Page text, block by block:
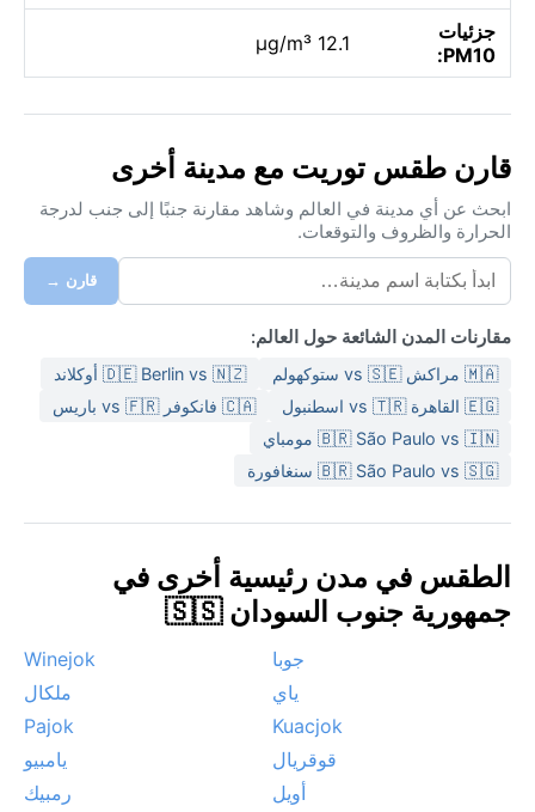
جزئيات
PM10:
12.1 µg/m³
قارن طقس توريت مع مدينة أخرى
ابحث عن أي مدينة في العالم وشاهد مقارنة جنبًا إلى جنب لدرجة
الحرارة والظروف والتوقعات.
قارن →
مقارنات المدن الشائعة حول العالم:
🇲🇦 مراكش vs 🇸🇪 ستوكهولم
🇩🇪 Berlin vs 🇳🇿 أوكلاند
🇪🇬 القاهرة vs 🇹🇷 اسطنبول
🇨🇦 فانكوفر vs 🇫🇷 باريس
🇧🇷 São Paulo vs 🇮🇳 مومباي
🇧🇷 São Paulo vs 🇸🇬 سنغافورة
الطقس في مدن رئيسية أخرى في
جمهورية جنوب السودان 🇸🇸
جوبا
Winejok
ياي
ملكال
Kuacjok
Pajok
قوقريال
يامبيو
أويل
رمبيك